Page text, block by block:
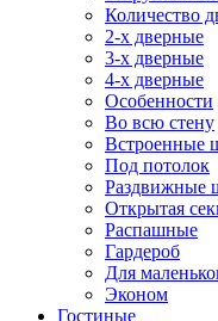
Количество
2-х дверные
3-х дверные
4-х дверные
Особенности
Во всю стену
Встроенные
Под потолок
Раздвижные
Открытая
Распашные
Гардероб
Для
Эконом
Гостиные